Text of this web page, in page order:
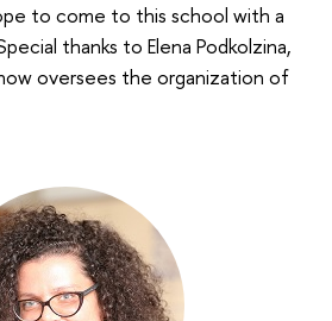
to come to this school with a
thanks to Elena Podkolzina,
oversees the organization of